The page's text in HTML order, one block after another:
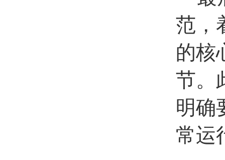
范，
的核
节。
明确
常运